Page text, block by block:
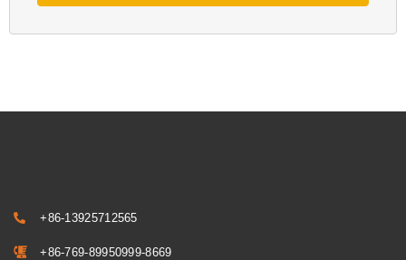
+86-13925712565
+86-769-89950999-8669